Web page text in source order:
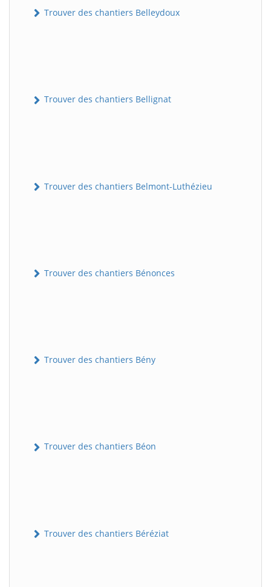
Trouver des chantiers Belleydoux
Trouver des chantiers Bellignat
Trouver des chantiers Belmont-Luthézieu
Trouver des chantiers Bénonces
Trouver des chantiers Bény
Trouver des chantiers Béon
Trouver des chantiers Béréziat